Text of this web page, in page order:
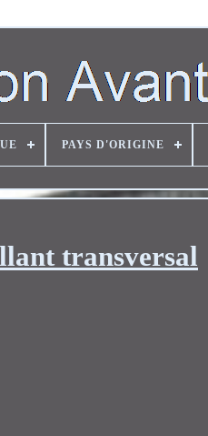
PAYS D'ORIGINE
transversal